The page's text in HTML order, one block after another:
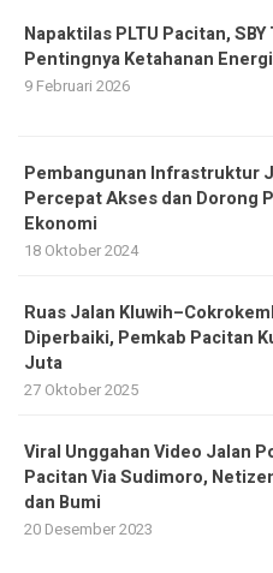
Napaktilas PLTU Pacitan,
Pentingnya Ketahanan
9 Februari 2026
Pembangunan Infrastruktur
Percepat Akses dan Dorong
Ekonomi
18 Oktober 2024
Ruas Jalan
Diperbaiki, Pemkab Pacitan
Juta
27 Oktober 2025
Viral Unggahan Video Jalan
Pacitan Via Sudimoro,
dan Bumi
20 Desember 2023